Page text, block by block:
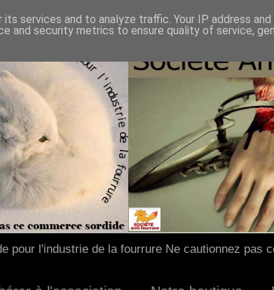
pour l'industrie de la fourrure Ne cautionnez pas
services and to analyze traffic. Your IP address
and security metrics to ensure quality of service,